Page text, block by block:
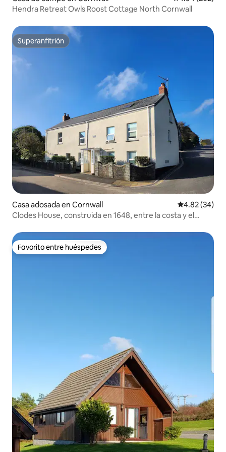
Hendra Retreat Owls Roost Cottage North Cornwall
Superanfitrión
Superanfitrión
Casa adosada en Cornwall Calificación
4.82 (34)
Clodes House, construida en 1648, entre la costa y el
Favorito entre huéspedes
Favorito entre huéspedes